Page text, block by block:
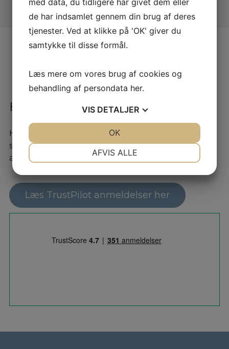
Hvad skriver andre om os?
Hos os kan du trygt handle. Vi har en TrustPilot
score på 4,9 stjerner og deraf over 330
anmeldelser. Det skal være trygt at handle bil.
Læs TrustPilot anmeldelser her
de har indsamlet gennem din brug af deres
tjenester. Ved at klikke på 'OK' giver du
samtykke til disse formål.
Læs mere om vores brug af cookies og
behandling af persondata her.
VIS DETALJER
MARKETING STATISTIK
AFVIS ALLE
OK